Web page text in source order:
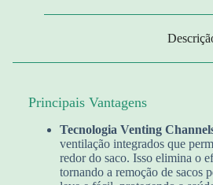
Principais Vantagens
Tecnologia Venting
ventilação integrados que
redor do saco. Isso elimina o
tornando a remoção de sacos